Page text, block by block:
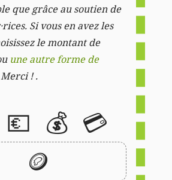
que grâce au soutien de
Si vous en avez les
le montant de
une autre forme de
! .
💶 💰 💳
🪙